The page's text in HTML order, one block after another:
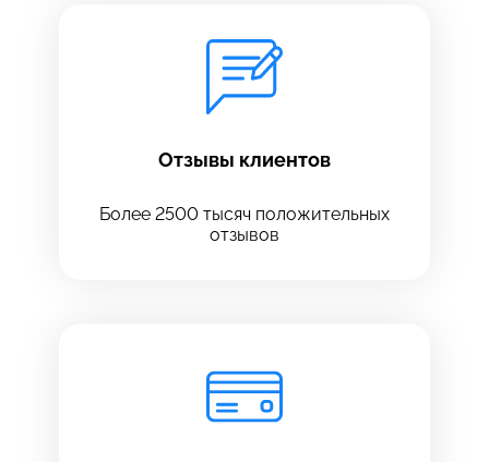
Отзывы клиентов
Более 2500 тысяч положительных
отзывов